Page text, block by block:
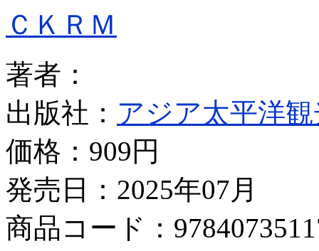
ＣＫＲＭ
著者：
出版社： アジア太平洋
価格： 909円
発売日：2025年07月
商品コード：